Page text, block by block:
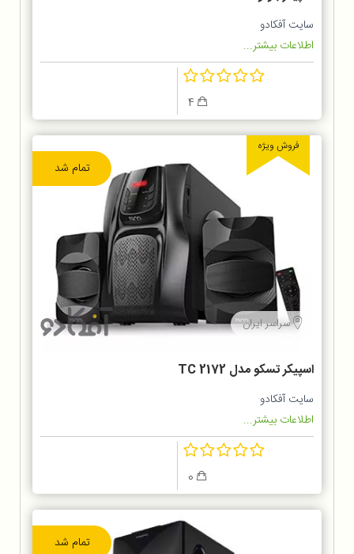
سایت آفکادو
اطلاعات بیشتر...
تمام شد
فروش ویژه
سراسر ایران
اسپیکر تسکو مدل 2172 TC
سایت آفکادو
اطلاعات بیشتر...
تمام شد